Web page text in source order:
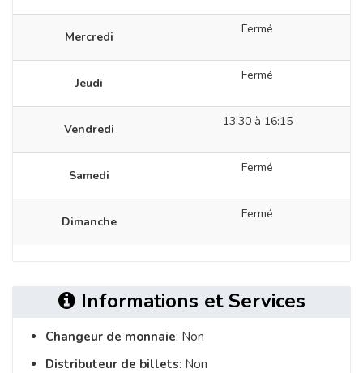
Mercredi
Fermé
Jeudi
Fermé
Vendredi
13:30 à 16:15
Samedi
Fermé
Dimanche
Fermé
Informations et Services
Changeur de monnaie: Non
Distributeur de billets: Non